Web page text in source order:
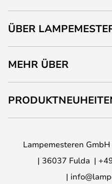
ÜBER
MEHR ÜBER
Lampemesteren GmbH
36037 Fulda